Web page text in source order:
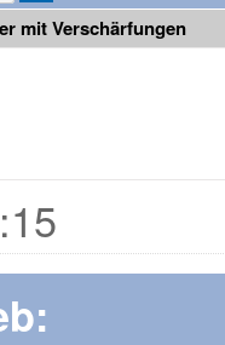
mit Verschärfungen